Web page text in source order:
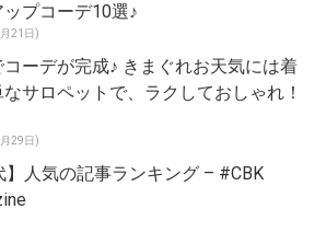
ップコーデ10選♪
21日)
ーデが完成♪ きまぐれお天気には着
サロペットで、ラクしておしゃれ！
29日)
】人気の記事ランキング – #CBK